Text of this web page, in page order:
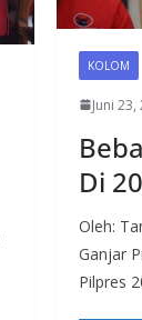
KOLOM
Juni 23,
Di
Oleh:
Ganjar
Pilpres